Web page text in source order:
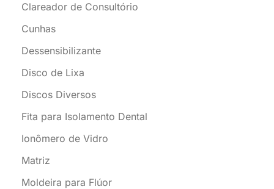
Clareador de Consultório
Cunhas
Dessensibilizante
Disco de Lixa
Discos Diversos
Fita para Isolamento Dental
Ionômero de Vidro
Matriz
Moldeira para Flúor